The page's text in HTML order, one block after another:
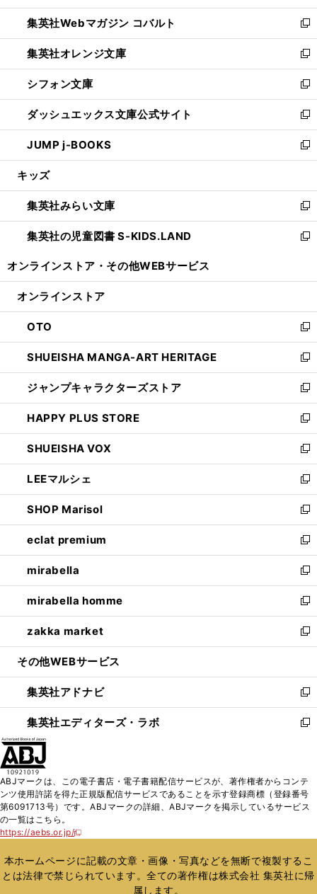
開
く
ウ
で
開
く
ン
ド
ウ
で
開
く
ウ
ィ
ン
ド
ウ
で
開
く
集英社Webマガジン コバルト
新
し
い
ウ
ィ
ン
ド
ウ
で
開
集英社オレンジ文庫
新
し
い
ウ
ィ
ン
ド
ウ
開
く
シフォン文庫
新
し
い
ウ
ィ
ン
ウ
で
開
く
ダッシュエックス文庫公式サイト
新
し
い
ウ
ン
ド
ウ
で
JUMP j-BOOKS
新
し
ウ
ィ
ン
ド
開
キッズ
集英社みらい文庫
新
し
い
ン
ウ
で
開
く
集英社の児童図書 S-KIDS.LAND
新
ウ
ン
ド
ウ
で
開
く
オンラインストア・ その他WEBサービス
オンラインストア
OTO
新
し
い
ウ
ィ
ン
ド
ウ
で
開
く
SHUEISHA MANGA-ART HERITAGE
新
し
い
ウ
ィ
ン
ド
ウ
で
開
く
ジャンプキャラクターズストア
新
し
い
ウ
ィ
ン
ド
ウ
で
開
く
HAPPY PLUS STORE
新
し
い
ウ
ィ
ン
ド
ウ
で
開
く
SHUEISHA VOX
新
し
い
ウ
ィ
ン
ド
ウ
で
開
く
LEEマルシェ
新
し
い
ウ
ィ
ン
ド
ウ
で
開
く
SHOP Marisol
新
し
い
ウ
ィ
ン
ド
ウ
で
開
eclat premium
新
し
い
ウ
ィ
ン
ド
ウ
開
く
mirabella
新
し
い
ウ
ィ
ン
ウ
で
開
く
mirabella homme
新
し
い
ウ
ン
ド
ウ
で
zakka market
新
し
ウ
ィ
ン
ド
く
その他WEBサービス
集英社アドナビ
新
し
い
ド
ウ
で
集英社エディターズ・ラボ
新
ィ
ン
ド
開
く
ABJマークは、この電子書店・電子書籍配信サービスが、著作権者からコンテ
ンツ使用許諾を得た正規版配信サービスであることを示す登録商標（登録番号
第6091713号）です。ABJマークの詳細、ABJマークを掲示しているサービス
の一覧はこちら。
https://aebs.or.jp/
新
い
ウ
ィ
本ホームページに記載の文章・画像・写真などを無断で複製するこ
とは法律で禁じられています。全ての著作権は株式会社 集英社に帰
属します。